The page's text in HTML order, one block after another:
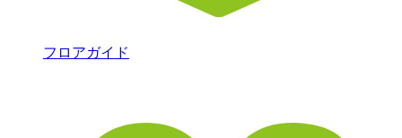
フロアガイド